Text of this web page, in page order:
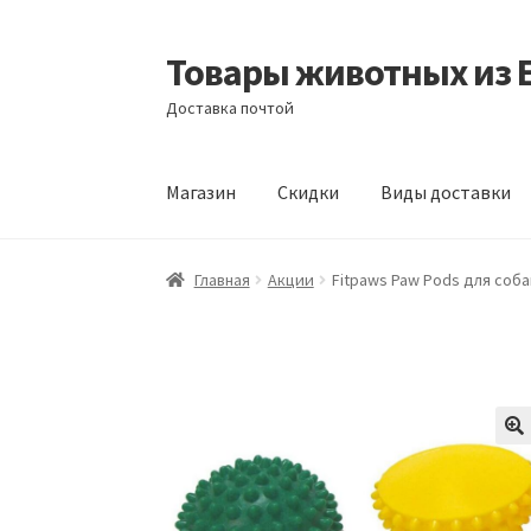
Перейти
к
навигации
Перейти
к
содержимому
Товары животных из
Доставка почтой
Магазин Скидки Виды доставки
Главная Виды доставки Заказать
Главная Акции Fitpaws Paw Pods для